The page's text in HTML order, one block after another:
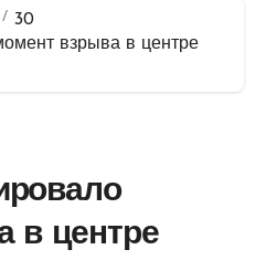
30
взрыва в центре
в центре